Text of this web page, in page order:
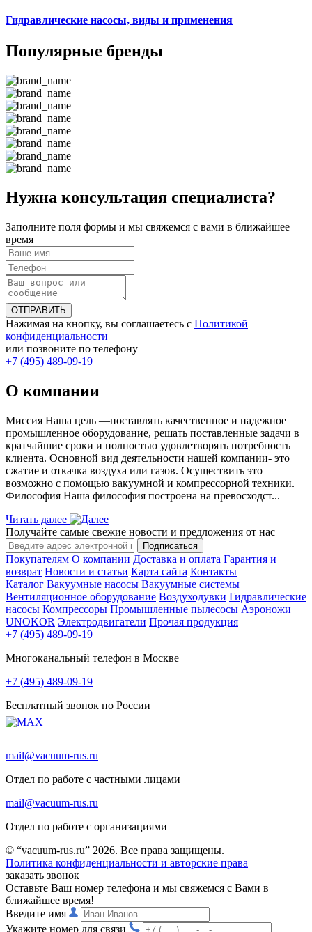
Гидравлические насосы, виды и применения
Популярные бренды
Нужна консультация специалиста?
Заполните поля формы и мы свяжемся с вами в ближайшее
время
ОТПРАВИТЬ
Нажимая на кнопку, вы соглашаетесь с Политикой
конфиденциальности
или позвоните по телефону
+7 (495) 489-09-19
О компании
Миссия Наша цель ―поставлять качественное и надежное
промышленное оборудование, решать поставленные задачи в
кратчайшие сроки и полностью удовлетворять потребность
клиента. Основной вид деятельности нашей компании- это
сжатие и откачка воздуха или газов. Осуществить это
возможно с помощью вакуумной и компрессорной техники.
Философия Наша философия построена на превосходст...
Читать далее
Получайте самые свежие новости и предложения от нас
Подписаться
Покупателям О компании Доставка и оплата Гарантия и
возврат Новости и статьи Карта сайта Контакты
Каталог Вакуумные насосы Вакуумные системы
Вентиляционное оборудование Воздуходувки Гидравлические
насосы Компрессоры Промышленные пылесосы Аэроножи
UNOKOR Электродвигатели Прочая продукция
+7 (495) 489-09-19
Многоканальный телефон в Москве
+7 (495) 489-09-19
Бесплатный звонок по России
mail@vacuum-rus.ru
Отдел по работе с частными лицами
mail@vacuum-rus.ru
Отдел по работе с организациями
© “vacuum-rus.ru” 2026. Все права защищены.
Политика конфиденциальности и авторские права
заказать звонок
Оставьте Ваш номер телефона и мы свяжемся с Вами в
ближайшее время!
Введите имя
Укажите номер для связи